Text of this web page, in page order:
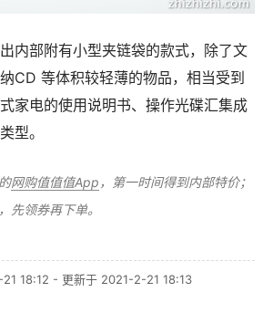
内部附有小型夹链袋的款式，除了文
CD 等体积较轻薄的物品，相当受到
家电的使用说明书、操作光碟汇集成
型。
网购值值值App ，第一时间得到内部特价；
先领券再下单。
18:12 - 更新于 2021-2-21 18:13